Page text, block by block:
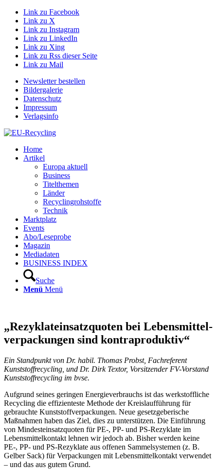
Link zu Facebook
Link zu X
Link zu Instagram
Link zu LinkedIn
Link zu Xing
Link zu Rss dieser Seite
Link zu Mail
Newsletter bestellen
Bildergalerie
Datenschutz
Impressum
Verlagsinfo
Home
Artikel
Europa aktuell
Business
Titelthemen
Länder
Recyclingrohstoffe
Technik
Marktplatz
Events
Abo/Leseprobe
Magazin
Mediadaten
BUSINESS INDEX
Suche
Menü Menü
„Rezyklateinsatzquoten bei Lebensmittel­
verpackungen sind kontraproduktiv“
Ein Standpunkt von Dr. habil. Thomas Probst, Fachreferent
Kunststoffrecycling, und Dr. Dirk Textor, Vorsitzender FV-Vorstand
Kunststoffrecycling im bvse.
Aufgrund seines geringen Energieverbrauchs ist das werkstoffliche
Recycling die effizienteste Methode der Kreislaufführung für
gebrauchte Kunststoffverpackungen. Neue gesetzgeberische
Maßnahmen haben das Ziel, dies zu unterstützen. Die Einführung
von Mindesteinsatzquoten für PE-, PP- und PS-Rezyklate im
Lebensmittelkontakt lehnen wir jedoch ab. Bisher werden keine
PE-, PP- und PS-Rezyklate aus offenen Sammelsystemen (z. B.
Gelber Sack) für Verpackungen mit Lebensmittelkontakt verwendet
– und das aus gutem Grund.